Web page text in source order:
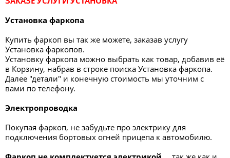
Установка фаркопа
Купить фаркоп вы так же можете, заказав услугу
Установка фаркопов.
Установку фаркопа можно выбрать как товар, добавив её
в Корзину, набрав в строке поиска Установка фаркопа.
Далее "детали" и конечную стоимость мы уточним с
вами по телефону.
Электропроводка
Покупая фаркоп, не забудьте про электрику для
подключения бортовых огней прицепа к автомобилю.